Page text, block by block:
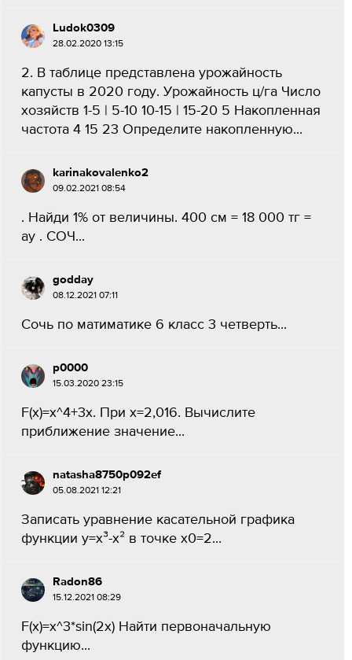
Ludok0309
28.02.2020 13:15
2. В таблице представлена урожайность
капусты в 2020 году. Урожайность ц/га Число
хозяйств 1-5 | 5-10 10-15 | 15-20 5 Накопленная
частота 4 15 23 Определите накопленную...
karinakovalenko2
09.02.2021 08:54
. Найди 1% от величины. 400 см = 18 000 тг =
ау . СОЧ...
godday
08.12.2021 07:11
Сочь по матиматике 6 класс 3 четверть...
р0000
15.03.2020 23:15
F(x)=x^4+3x. При x=2,016. Вычислите
приближение значение...
natasha8750p092ef
05.08.2021 12:21
Записать уравнение касательной графика
функции y=x³-x² в точке x0=2...
Radon86
15.12.2021 08:29
F(x)=x^3*sin(2x) Найти первоначальную
функцию...